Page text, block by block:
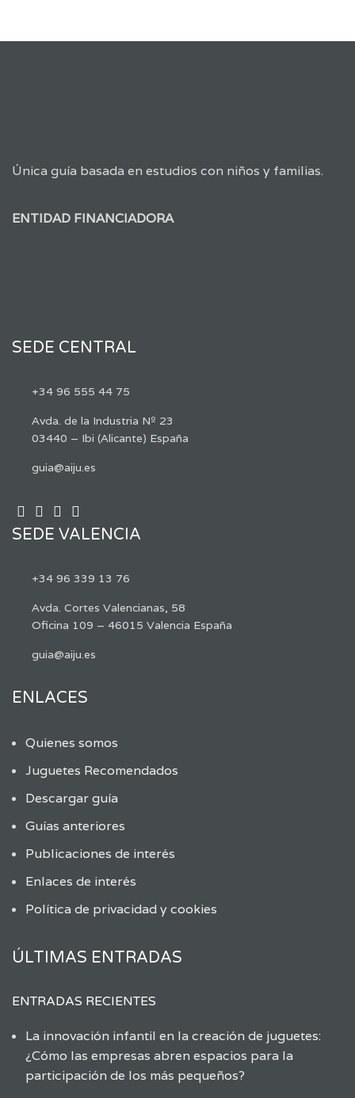
Única guía basada en estudios con niños y familias.
ENTIDAD FINANCIADORA
SEDE CENTRAL
+34 96 555 44 75
Avda. de la Industria Nº 23
03440 – Ibi (Alicante) España
guia@aiju.es
SEDE VALENCIA
+34 96 339 13 76
Avda. Cortes Valencianas, 58
Oficina 109 – 46015 Valencia España
guia@aiju.es
ENLACES
Quienes somos
Juguetes Recomendados
Descargar guía
Guías anteriores
Publicaciones de interés
Enlaces de interés
Política de privacidad y cookies
ÚLTIMAS ENTRADAS
ENTRADAS RECIENTES
La innovación infantil en la creación de juguetes:
¿Cómo las empresas abren espacios para la
participación de los más pequeños?